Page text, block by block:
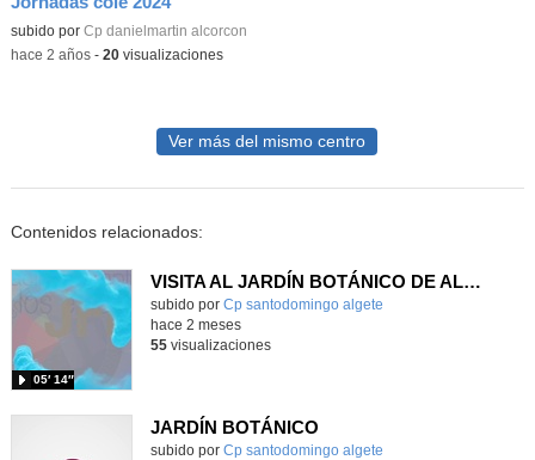
subido por Cp danielmartin alcorcon
-hace 2 años- 20visualizaciones
Ver más del mismo centro
Contenidos relacionados:
VISITA AL JARDÍN BOTÁNICO DE ALCALÁ DE HENARES
Contenido educativo.
subido por Cp santodomingo algete
05′ 14″
hace 2 meses
55visualizaciones
JARDÍN BOTÁNICO
subido por Cp santodomingo algete